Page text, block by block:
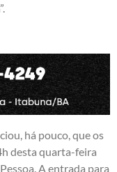
há pouco, que os
desta quarta-feira
A entrada para